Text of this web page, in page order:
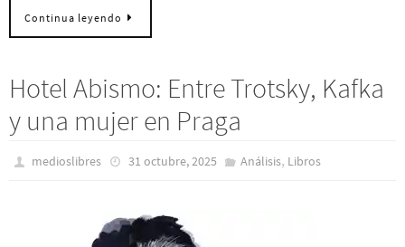
Continua leyendo
Hotel Abismo: Entre Trotsky, Kafka
y una mujer en Praga
medioslibres 31 octubre, 2025 Análisis, Libros